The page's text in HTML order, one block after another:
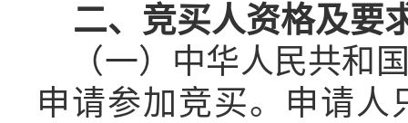
二、竞买人资格及要
（一）中华人民共和
申请参加竞买。申请人